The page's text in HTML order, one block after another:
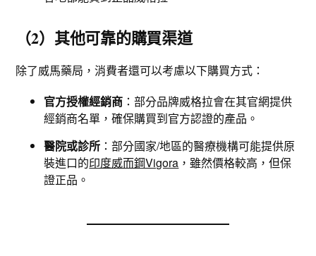
（2）其他可靠的購買渠道
除了威馬藥局，消費者還可以考慮以下購買方式：
官方授權經銷商 ：部分品牌威格拉會在其官網提供
經銷商名單，確保購買到官方認證的產品。
醫院或診所 ：部分國家/地區的醫療機構可能提供原
裝進口的印度威而鋼Vigora ，雖然價格較高，但保
證正品。